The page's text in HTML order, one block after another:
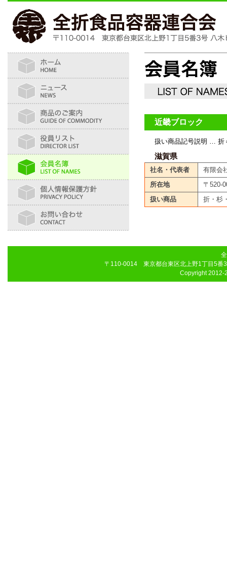
近畿ブロック
扱い商品記号説明 … 折
滋賀県
社名・代表者
有限
所在地
〒520-
扱い商品
折・杉
〒110-0014 東京都台東区北上野1丁目5
Copyright 2012-